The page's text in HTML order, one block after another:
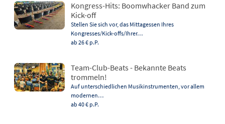
Kongress-Hits: Boomwhacker Band zum
Kick-off
Stellen Sie sich vor, das Mittagessen Ihres
Kongresses/Kick-offs/Ihrer…
ab 26 € p.P.
Team-Club-Beats - Bekannte Beats
trommeln!
Auf unterschiedlichen Musikinstrumenten, vor allem
modernen…
ab 40 € p.P.